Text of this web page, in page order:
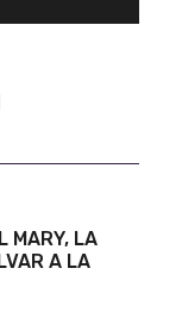
MARY, LA
A LA